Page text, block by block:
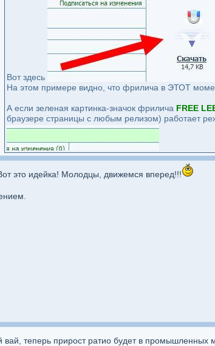
Вот здесь
На этом примере видно, что фрилича в ЭТОТ
А если зеленая картинка-значок фрилича FREE
браузере страницы с любым релизом) работает
это идейка! Молодцы, движемся вперед!!!
вай, теперь прирост ратио будет в промышленных